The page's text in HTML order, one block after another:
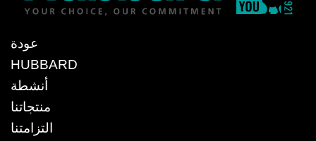
عودة
HUBBARD
أنشطة
منتجاتنا
التزامتنا